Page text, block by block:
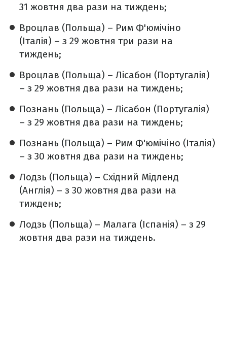
31 жовтня два рази на тиждень;
Вроцлав (Польща) – Рим Ф'юмічіно
(Італія) – з 29 жовтня три рази на
тиждень;
Вроцлав (Польща) – Лісабон (Португалія)
– з 29 жовтня два рази на тиждень;
Познань (Польща) – Лісабон (Португалія)
– з 29 жовтня два рази на тиждень;
Познань (Польща) – Рим Ф'юмічіно (Італія)
– з 30 жовтня два рази на тиждень;
Лодзь (Польща) – Східний Мідленд
(Англія) – з 30 жовтня два рази на
тиждень;
Лодзь (Польща) – Малага (Іспанія) – з 29
жовтня два рази на тиждень.